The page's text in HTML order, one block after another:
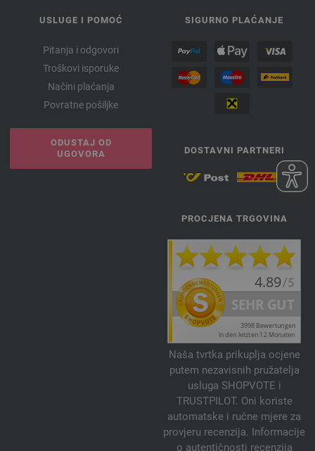
USLUGE I POMOĆ
Pitanja i odgovori
Troškovi isporuke
Načini plaćanja
Povratne pošiljke
ODUSTAJ OD
UGOVORA
SIGURNO PLAĆANJE
DOSTAVNI PARTNERI
PROCJENA TRGOVINA
Naša tvrtka prikuplja ocjene
putem nezavisnih pružatelja
usluga SHOPVOTE i
TRUSTPILOT. Oni koriste
automatske i ručne mjere za
provjeru recenzija. Informacije
o autentičnosti recenzija